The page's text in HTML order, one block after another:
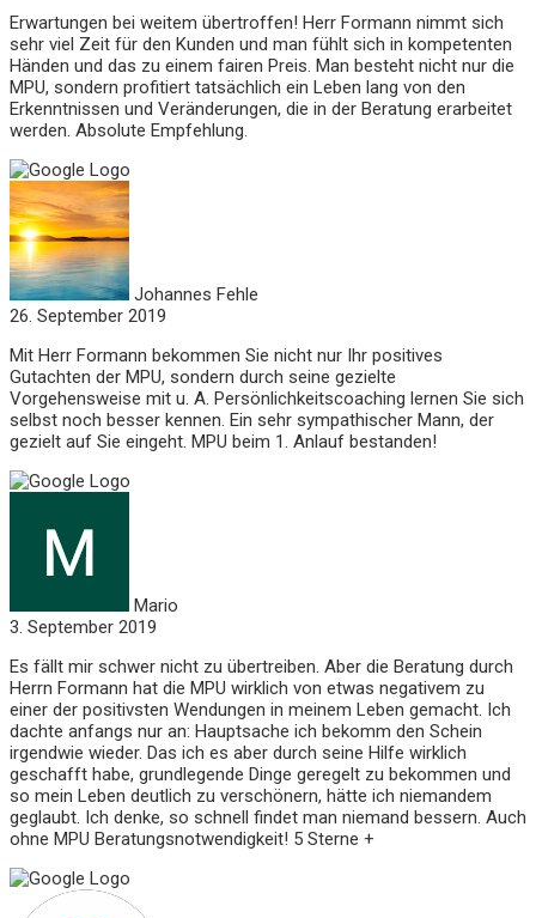
Erwartungen bei weitem übertroffen! Herr Formann nimmt sich
sehr viel Zeit für den Kunden und man fühlt sich in kompetenten
Händen und das zu einem fairen Preis. Man besteht nicht nur die
MPU, sondern profitiert tatsächlich ein Leben lang von den
Erkenntnissen und Veränderungen, die in der Beratung erarbeitet
werden. Absolute Empfehlung.
Johannes Fehle
26. September 2019
Mit Herr Formann bekommen Sie nicht nur Ihr positives
Gutachten der MPU, sondern durch seine gezielte
Vorgehensweise mit u. A. Persönlichkeitscoaching lernen Sie sich
selbst noch besser kennen. Ein sehr sympathischer Mann, der
gezielt auf Sie eingeht. MPU beim 1. Anlauf bestanden!
Mario
3. September 2019
Es fällt mir schwer nicht zu übertreiben. Aber die Beratung durch
Herrn Formann hat die MPU wirklich von etwas negativem zu
einer der positivsten Wendungen in meinem Leben gemacht. Ich
dachte anfangs nur an: Hauptsache ich bekomm den Schein
irgendwie wieder. Das ich es aber durch seine Hilfe wirklich
geschafft habe, grundlegende Dinge geregelt zu bekommen und
so mein Leben deutlich zu verschönern, hätte ich niemandem
geglaubt. Ich denke, so schnell findet man niemand bessern. Auch
ohne MPU Beratungsnotwendigkeit! 5 Sterne +